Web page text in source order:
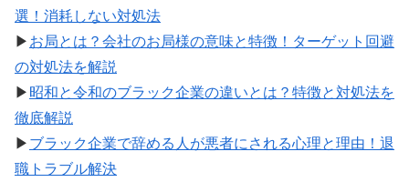
選！消耗しない対処法
▶ お局とは？会社のお局様の意味と特徴！ターゲット回避
の対処法を解説
▶ 昭和と令和のブラック企業の違いとは？特徴と対処法を
徹底解説
▶ ブラック企業で辞める人が悪者にされる心理と理由！退
職トラブル解決